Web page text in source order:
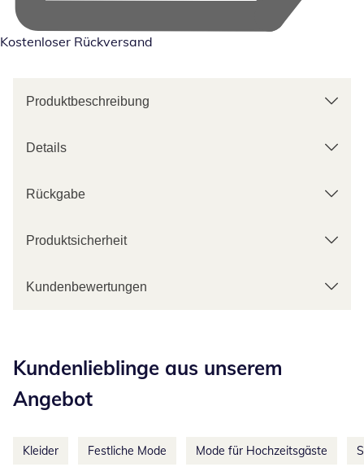
Kostenloser Rückversand
Produktbeschreibung
Details
Rückgabe
Produktsicherheit
Kundenbewertungen
Kundenlieblinge aus unserem
Angebot
Kleider Festliche Mode Mode für Hochzeitsgäste